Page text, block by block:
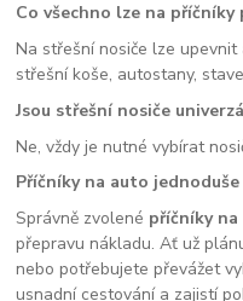
Co všechno lze na příčníky
Na střešní nosiče lze upevnit
střešní koše, autostany,
Jsou střešní nosiče
Ne, vždy je nutné vybírat
Příčníky na auto jednoduše
Správně zvolené příčníky
přepravu nákladu. Ať už
nebo potřebujete převážet
usnadní cestování a zajistí